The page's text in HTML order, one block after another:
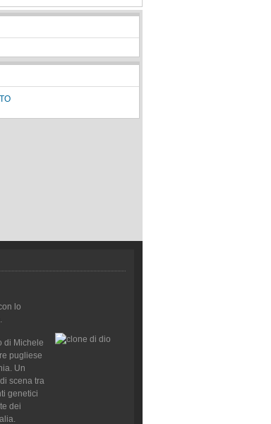
lo
di Michele
pugliese
Un
scena tra
genetici
dei